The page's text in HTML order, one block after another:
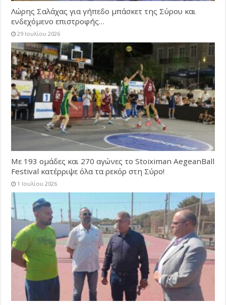
Λώρης Σαλάχας για γήπεδο μπάσκετ της Σύρου και
ενδεχόμενο επιστροφής…
29 Ιουλίου 2026
Με 193 ομάδες και 270 αγώνες το Stoiximan AegeanBall
Festival κατέρριψε όλα τα ρεκόρ στη Σύρο!
1 Ιουλίου 2026